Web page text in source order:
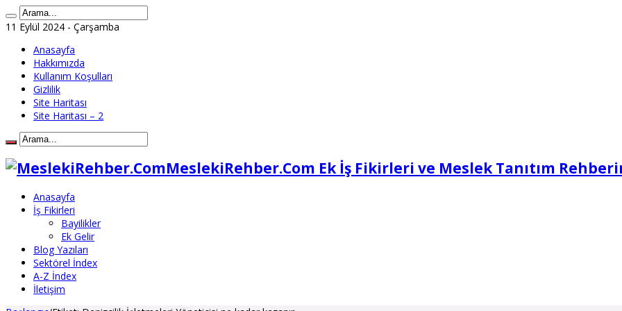
11 Eylül 2024 - Çarşamba
Anasayfa
Hakkımızda
Kullanım Koşulları
Gizlilik
Site Haritası
Site Haritası – 2
MeslekiRehber.Com Ek İş Fikirleri ve Meslek Tanıtım
Anasayfa
İş Fikirleri
Bayilikler
Ek Gelir
Blog Yazıları
Sektörel İndex
A-Z İndex
İletişim